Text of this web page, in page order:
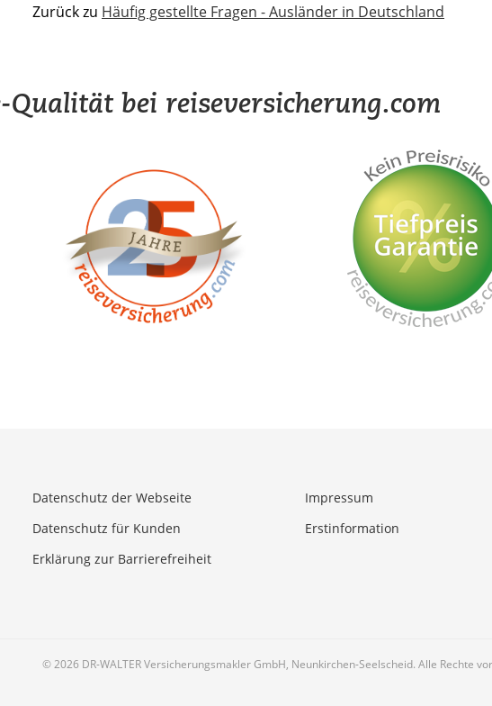
Zurück zu Häufig gestellte Fragen - Ausländer in Deutschland
bei reiseversicherung.com
Datenschutz der Webseite
Datenschutz für Kunden
Erklärung zur Barrierefreiheit
Impressum
Erstinformation
© 2026 DR-WALTER Versicherungsmakler GmbH, Neunkirchen-Seelscheid. Alle Rechte